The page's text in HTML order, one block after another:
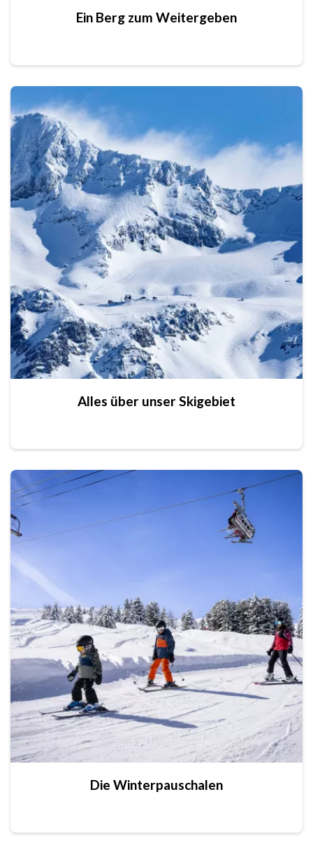
Ein Berg zum Weitergeben
Alles über unser Skigebiet
Die Winterpauschalen